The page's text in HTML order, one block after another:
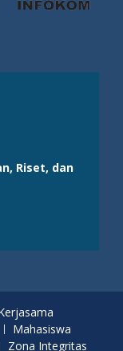
Riset, dan
Mahasiswa
Zona Integritas